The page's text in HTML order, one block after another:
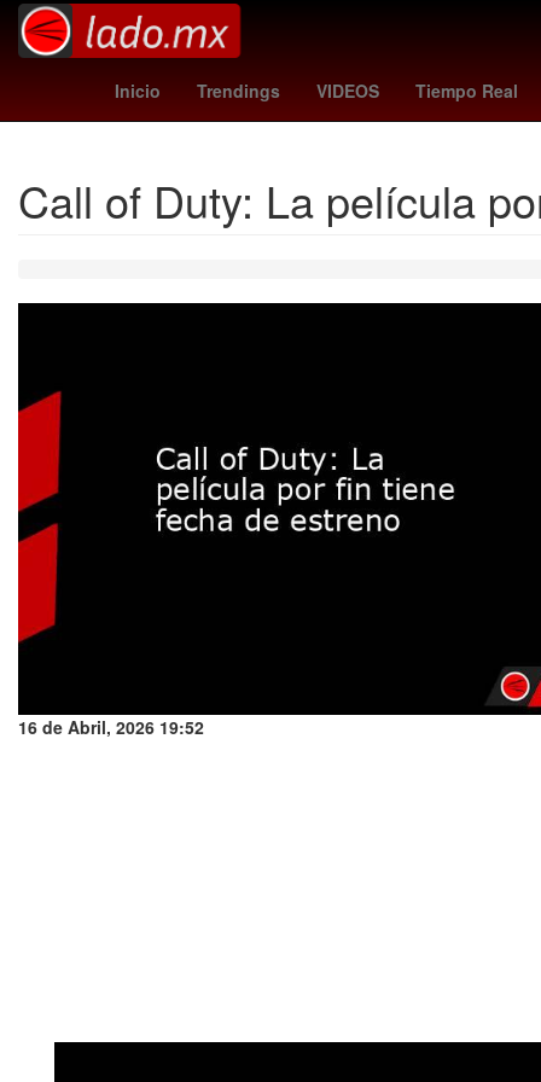
Inicio Trendings VIDEOS Tiempo Real
San Diego China España
Call of Duty: La película
16 de Abril, 2026 19:52